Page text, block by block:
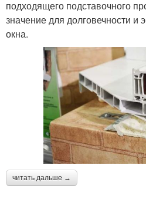
подходящего подставочного
значение для долговечности и
окна.
читать дальше →